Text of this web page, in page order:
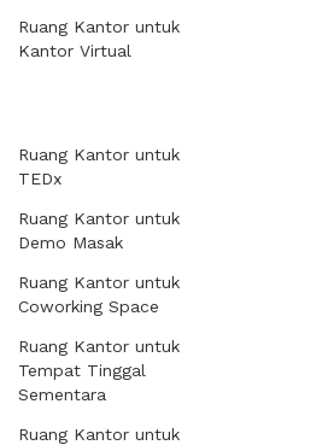
Ruang Kantor untuk
Kantor Virtual
Ruang Kantor untuk
TEDx
Ruang Kantor untuk
Demo Masak
Ruang Kantor untuk
Coworking Space
Ruang Kantor untuk
Tempat Tinggal
Sementara
Ruang Kantor untuk